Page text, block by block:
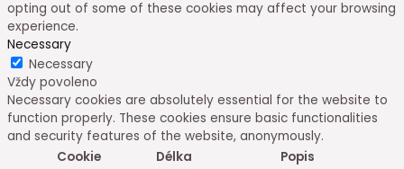
opting out of some of these cookies may affect your browsing
experience.
Necessary
Necessary
Vždy povoleno
Necessary cookies are absolutely essential for the website to
function properly. These cookies ensure basic functionalities
and security features of the website, anonymously.
Cookie
Délka Popis